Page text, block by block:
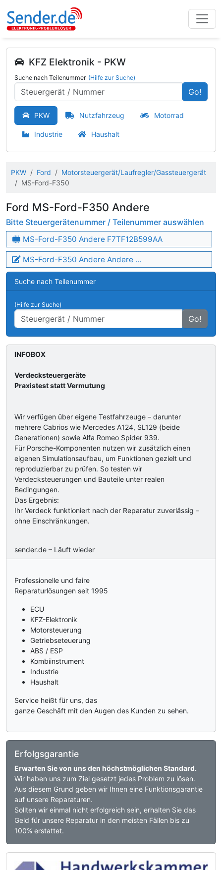
KFZ Elektronik - PKW
Suche nach Teilenummer (Hilfe zur Suche)
Go!
PKW Nutzfahrzeug Motorrad
Industrie Haushalt
PKW Ford
Motorsteuergerät/Laufregler/Gassteuergerät
MS-Ford-F350
Ford MS-Ford-F350 Andere
Bitte Steuergerätenummer / Teilenummer auswählen
MS-Ford-F350 Andere F7TF12B599AA
MS-Ford-F350 Andere Andere ...
Suche nach Teilenummer
(Hilfe zur Suche)
Go!
INFOBOX
Verdecksteuergeräte
Praxistest statt Vermutung
Wir verfügen über eigene Testfahrzeuge – darunter
mehrere Cabrios wie Mercedes A124, SL129 (beide
Generationen) sowie Alfa Romeo Spider 939.
Für Porsche-Komponenten nutzen wir zusätzlich einen
eigenen Simulationsaufbau, um Funktionen gezielt und
reproduzierbar zu prüfen. So testen wir
Verdecksteuerungen und Bauteile unter realen
Bedingungen.
Das Ergebnis:
Ihr Verdeck funktioniert nach der Reparatur zuverlässig –
ohne Einschränkungen.
sender.de – Läuft wieder
Professionelle und faire
Reparaturlösungen seit 1995
ECU
KFZ-Elektronik
Motorsteuerung
Getriebseteuerung
ABS / ESP
Kombiinstrument
Industrie
Haushalt
Service heißt für uns, das
ganze Geschäft mit den Augen des Kunden zu sehen.
Erfolgsgarantie
Erwarten Sie von uns den höchstmöglichen Standard.
Wir haben uns zum Ziel gesetzt jedes Problem zu lösen.
Aus diesem Grund geben wir Ihnen eine Funktionsgarantie
auf unsere Reparaturen.
Sollten wir einmal nicht erfolgreich sein, erhalten Sie das
Geld für unsere Reparatur in den meisten Fällen bis zu
100% erstattet.